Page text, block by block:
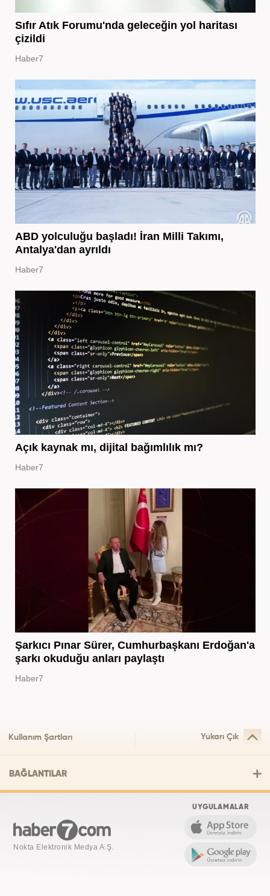
Sıfır Atık Forumu'nda geleceğin yol haritası
çizildi
Haber7
ABD yolculuğu başladı! İran Milli Takımı,
Antalya'dan ayrıldı
Haber7
Açık kaynak mı, dijital bağımlılık mı?
Haber7
Şarkıcı Pınar Sürer, Cumhurbaşkanı Erdoğan'a
şarkı okuduğu anları paylaştı
Haber7
Kullanım Şartları Yukarı Çık
BAĞLANTILAR
Nokta Elektronik Medya A.Ş.
UYGULAMALAR